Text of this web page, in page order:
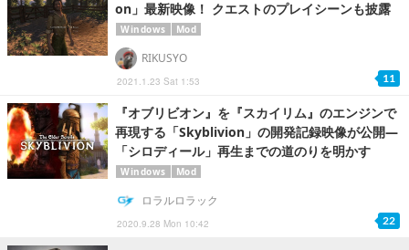
on」最新映像！ クエストのプレイシーンも披露
Windows Mod
2021.1.23 Sat 1:53
RIKUSYO
11
『オブリビオン』を『スカイリム』のエンジンで
再現する「Skyblivion」の開発記録映像が公開―
「シロディール」再生までの道のりを明かす
Windows Mod
2020.9.28 Mon 10:42
ロラルロラック
22